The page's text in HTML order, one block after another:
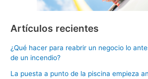
Artículos recientes
¿Qué hacer para reabrir un negocio lo
de un incendio?
La puesta a punto de la piscina empieza